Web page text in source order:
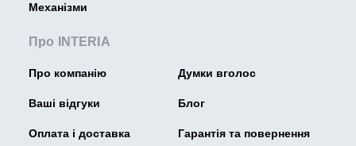
Механізми
Про INTERIA
Про компанію Думки вголос
Ваші відгуки Блог
Оплата і доставка Гарантія та повернення